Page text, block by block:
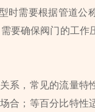
需要根据管道公
要确保阀门的工作
系，常见的流量
合；等百分比特性